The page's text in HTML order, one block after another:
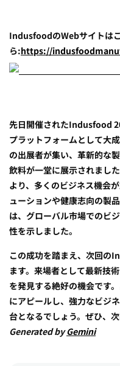
IndusfoodのWebサイトは
ら:https://
先日開催されたIndusfood
プラットフォームとして大
の出展者が集い、革新的な
飲料が一堂に展示されまし
より、多くのビジネス機会
ューションや健康志向の製
は、グローバル市場でのビ
性を示しました。
この成功を踏まえ、次回の
ます。来場者として最新技
を発見する絶好の機会です
にアピールし、強力なビジ
台となるでしょう。ぜひ、
Generated byGemini